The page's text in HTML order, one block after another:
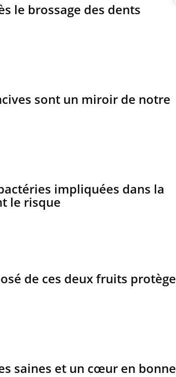
le brossage des dents
sont un miroir de notre
impliquées dans la
le risque
de ces deux fruits protège
saines et un cœur en bonne
ce qui
en
Pourquoi votre ventre
gâche-t-il les premiers